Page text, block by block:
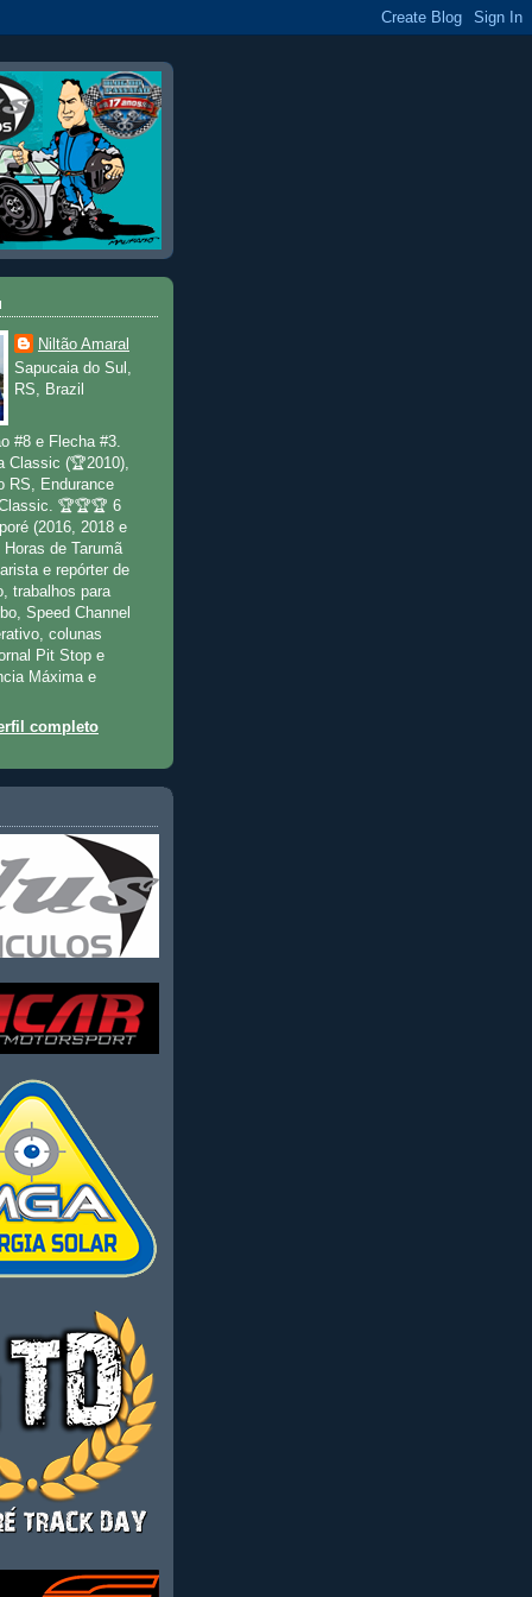
Niltão Amaral
Sapucaia do Sul,
RS, Brazil
#8 e Flecha #3.
Classic (🏆2010),
RS, Endurance
🏆🏆🏆 6
(2016, 2018 e
de Tarumã
e repórter de
trabalhos para
Speed Channel
colunas
Pit Stop e
Máxima e
completo